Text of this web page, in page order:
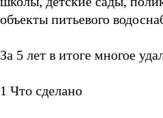
объекты питьевого
За 5 лет в итоге многое
1 Что сделано